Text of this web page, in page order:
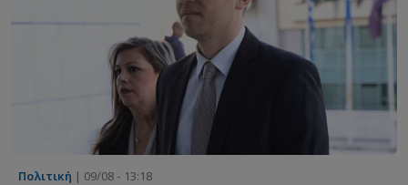
Πολιτική | 09/08 - 13:18